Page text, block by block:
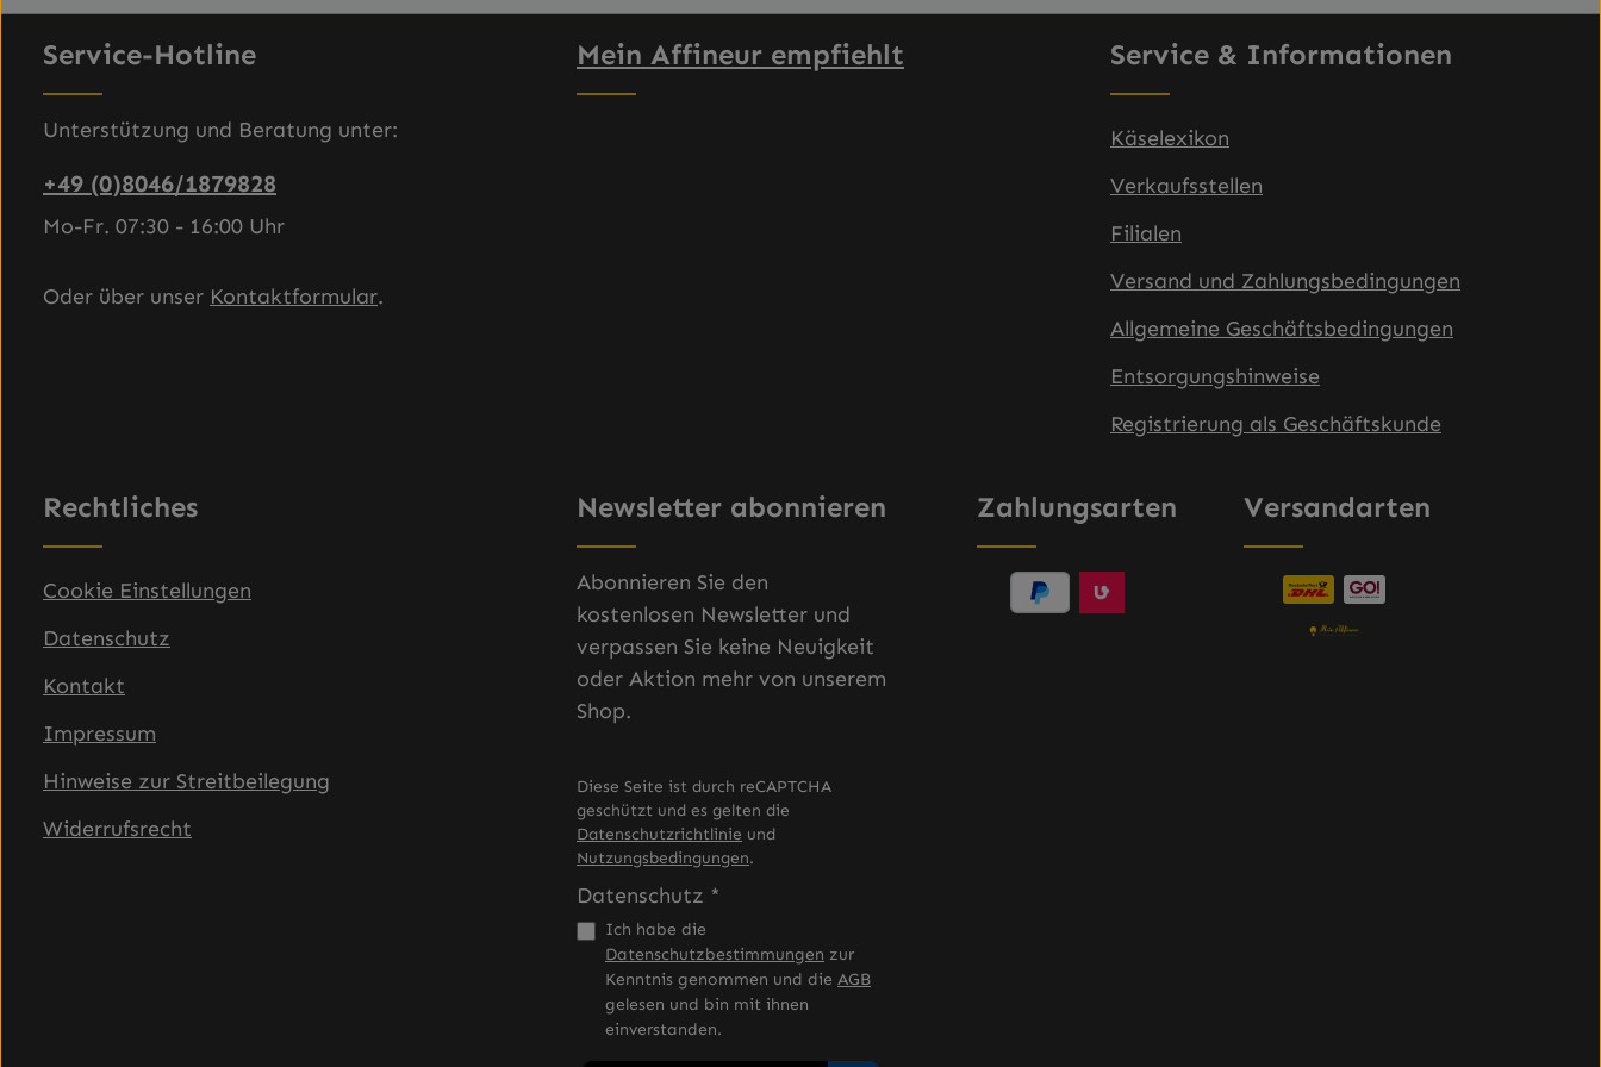
Service-Hotline
Unterstützung und Beratung unter:
+49 (0)8046/1879828
Mo-Fr. 07:30 - 16:00 Uhr
Oder über unser Kontaktformular.
Mein Affineur empfiehlt Service & Informationen
Käselexikon
Verkaufsstellen
Filialen
Versand und Zahlungsbedingungen
Allgemeine Geschäftsbedingungen
Entsorgungshinweise
Registrierung als Geschäftskunde
Rechtliches
Cookie Einstellungen
Datenschutz
Kontakt
Impressum
Hinweise zur Streitbeilegung
Widerrufsrecht
Newsletter abonnieren
Abonnieren Sie den
kostenlosen Newsletter und
verpassen Sie keine Neuigkeit
oder Aktion mehr von unserem
Shop.
Diese Seite ist durch reCAPTCHA
geschützt und es gelten die
Datenschutzrichtlinie und
Nutzungsbedingungen.
Datenschutz *
Ich habe die
Datenschutzbestimmungen zur
Kenntnis genommen und die AGB
gelesen und bin mit ihnen
einverstanden.
Zahlungsarten Versandarten